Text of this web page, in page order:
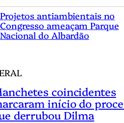
Projetos antiambientais no
Congresso ameaçam Parque
Nacional do Albardão
coincidentes
início do
derrubou Dilma